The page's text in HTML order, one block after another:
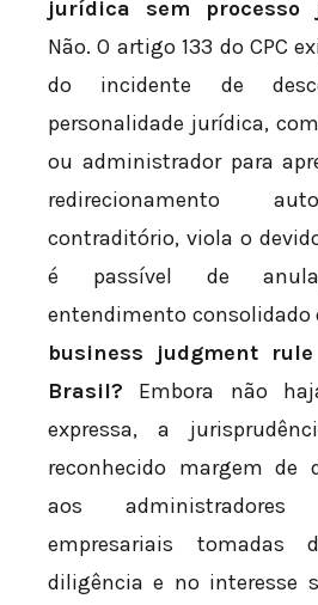
jurídica sem processo
Não. O artigo 133 do CPC
do incidente de
personalidade jurídica,
ou administrador para
redirecionamento
contraditório, viola o
é passível de
entendimento consolidado
business judgment
Brasil? Embora não
expressa, a
reconhecido margem de
aos
empresariais tomadas
diligência e no interesse